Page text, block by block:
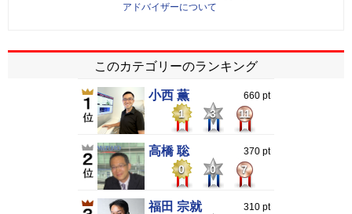
アドバイザーについて
このカテゴリーのランキング
小西 薫 660 pt
1 3 11
高橋 聡 370 pt
0 0 7
福田 宗就 310 pt